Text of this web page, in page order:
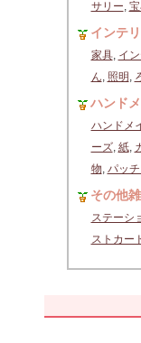
サリー,
インテ
家具, イ
ん, 照明 ,
ハンド
ハンドメ
ーズ, 紙,
物, パッ
その他
ステーシ
ストカー